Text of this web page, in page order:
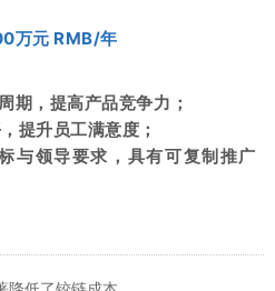
万元 RMB/年
期，提高产品竞争力；
提升员工满意度；
与领导要求，具有可复制推广